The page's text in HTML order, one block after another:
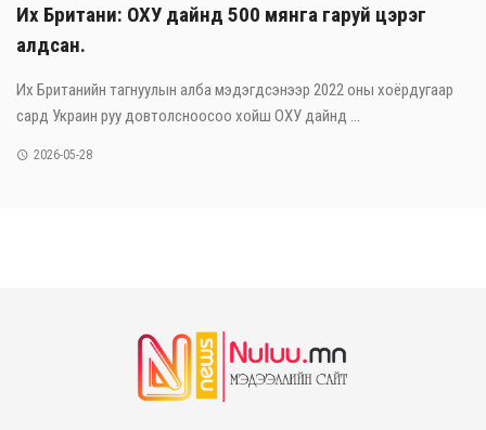
Их Британи: ОХУ дайнд 500 мянга гаруй цэрэг
алдсан.
Их Британийн тагнуулын алба мэдэгдсэнээр 2022 оны хоёрдугаар
сард Украин руу довтолсноосоо хойш ОХУ дайнд ...
2026-05-28